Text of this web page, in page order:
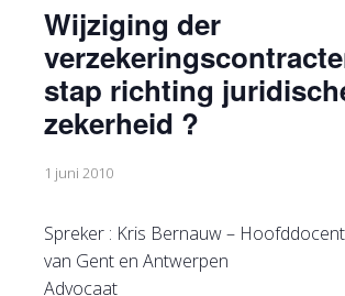
Wijziging der
stap richting
zekerheid ?
1 juni 2010
Spreker : Kris Bernauw –
van Gent en Antwerpen
Advocaat